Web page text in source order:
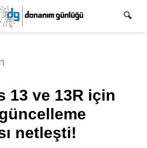
13 ve 13R için
güncelleme
netleşti!